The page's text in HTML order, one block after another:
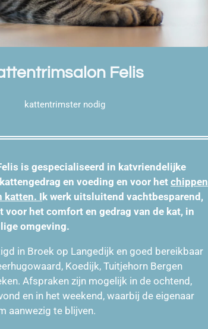
Felis
kattentrimster nodig
is gespecialiseerd in katvriendelijke
en voeding en voor hetchippen
katten. I k werk uitsluitend vachtbesparend,
voor het comfort en gedrag van de kat, in
omgeving.
in Broek op Langedijk en goed bereikbaar
Koedijk, Tuitjehorn Bergen
Afspraken zijn mogelijk in de ochtend,
en in het weekend, waarbij de eigenaar
aanwezig te blijven.